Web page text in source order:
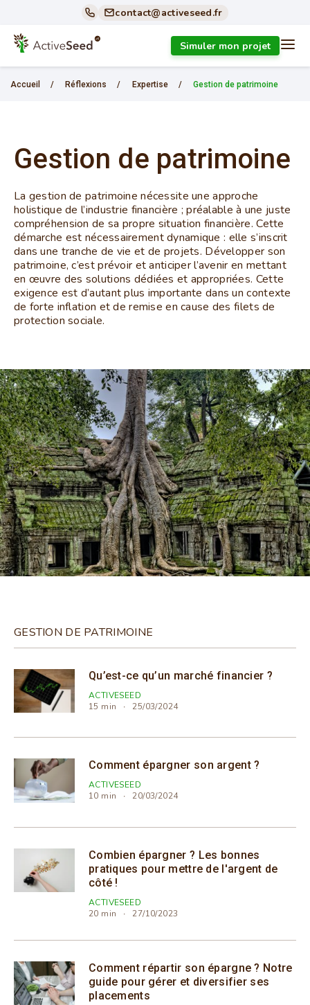
contact@activeseed.fr
Simuler mon projet
Accueil / Réflexions / Expertise / Gestion de patrimoine
Gestion de patrimoine
La gestion de patrimoine nécessite une approche
holistique de l’industrie financière ; préalable à une juste
compréhension de sa propre situation financière. Cette
démarche est nécessairement dynamique : elle s’inscrit
dans une tranche de vie et de projets. Développer son
patrimoine, c’est prévoir et anticiper l’avenir en mettant
en œuvre des solutions dédiées et appropriées. Cette
exigence est d’autant plus importante dans un contexte
de forte inflation et de remise en cause des filets de
protection sociale.
GESTION DE PATRIMOINE
Qu’est-ce qu’un marché financier ?
ACTIVESEED
15 min
25/03/2024
Comment épargner son argent ?
ACTIVESEED
10 min
20/03/2024
Combien épargner ? Les bonnes
pratiques pour mettre de l'argent de
côté !
ACTIVESEED
20 min
27/10/2023
Comment répartir son épargne ? Notre
guide pour gérer et diversifier ses
placements